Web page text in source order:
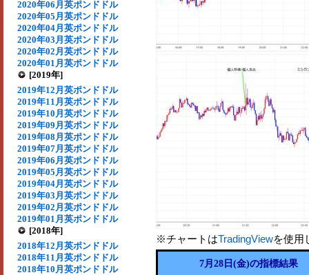
2020年06月英ポンドドル
2020年05月英ポンドドル
2020年04月英ポンドドル
2020年03月英ポンドドル
2020年02月英ポンドドル
2020年01月英ポンドドル
[2019年]
2019年12月英ポンドドル
2019年11月英ポンドドル
2019年10月英ポンドドル
2019年09月英ポンドドル
2019年08月英ポンドドル
2019年07月英ポンドドル
2019年06月英ポンドドル
2019年05月英ポンドドル
2019年04月英ポンドドル
2019年03月英ポンドドル
2019年02月英ポンドドル
2019年01月英ポンドドル
[2018年]
2018年12月英ポンドドル
2018年11月英ポンドドル
2018年10月英ポンドドル
※チャートはTradingViewを使用
7月28日(金)の指標結果